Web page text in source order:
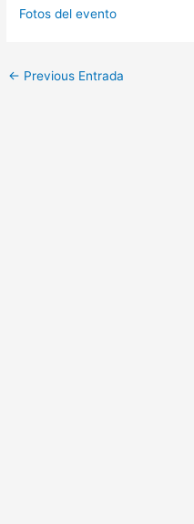
Fotos del evento
← Previous Entrada